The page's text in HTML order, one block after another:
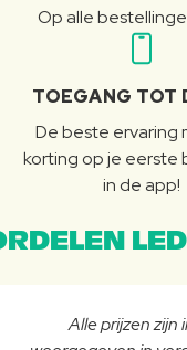
Op alle
TOEGANG TOT
De beste ervaring
korting op je eerste
in de app!
Alle prijzen zijn